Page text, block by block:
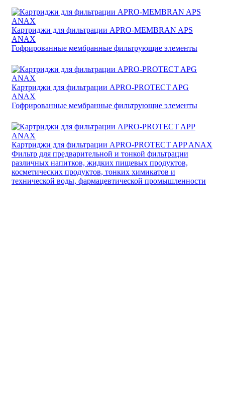
Картриджи для фильтрации APRO-MEMBRAN APS
ANAX
Гофрированные мембранные фильтрующие элементы
Картриджи для фильтрации APRO-PROTECT APG
ANAX
Гофрированные мембранные фильтрующие элементы
Картриджи для фильтрации APRO-PROTECT APP ANAX
Фильтр для предварительной и тонкой фильтрации
различных напитков, жидких пищевых продуктов,
косметических продуктов, тонких химикатов и
технической воды, фармацевтической промышленности